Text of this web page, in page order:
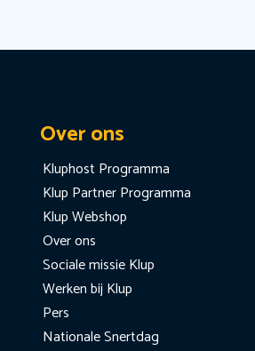
Over ons
Kluphost Programma
Klup Partner Programma
Klup Webshop
Over ons
Sociale missie Klup
Werken bij Klup
Pers
Nationale Snertdag